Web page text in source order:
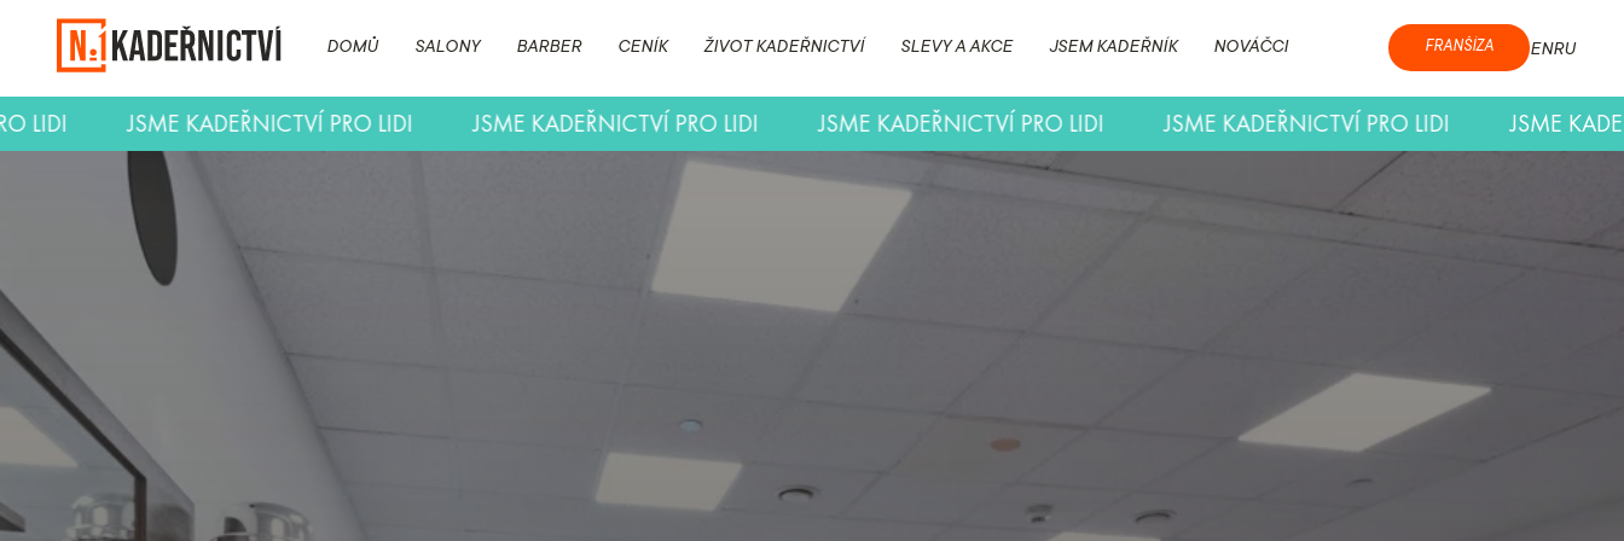
DOMŮ SALONY BARBER CENÍK ŽIVOT KADEŘNICTVÍ SLEVY A AKCE JSEM KADEŘNÍK NOVÁČCI FRANŠÍZA ENRU
PRO LIDI JSME KADEŘNICTVÍ PRO LIDI JSME KADEŘNICTVÍ PRO LIDI JSME KADEŘNICTVÍ PRO LIDI JSME KADEŘNICTVÍ PRO LIDI